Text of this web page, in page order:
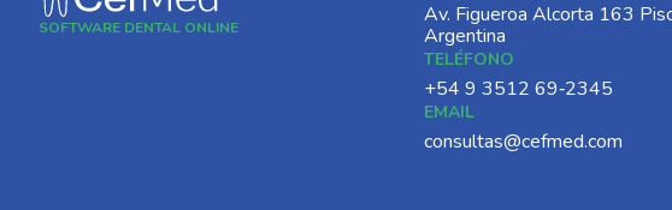
SOFTWARE DENTAL ONLINE
Av. Figueroa Alcorta 163
Argentina
TELÉFONO
‪+54 9 3512 69‑2345‬
EMAIL
consultas@cefmed.com